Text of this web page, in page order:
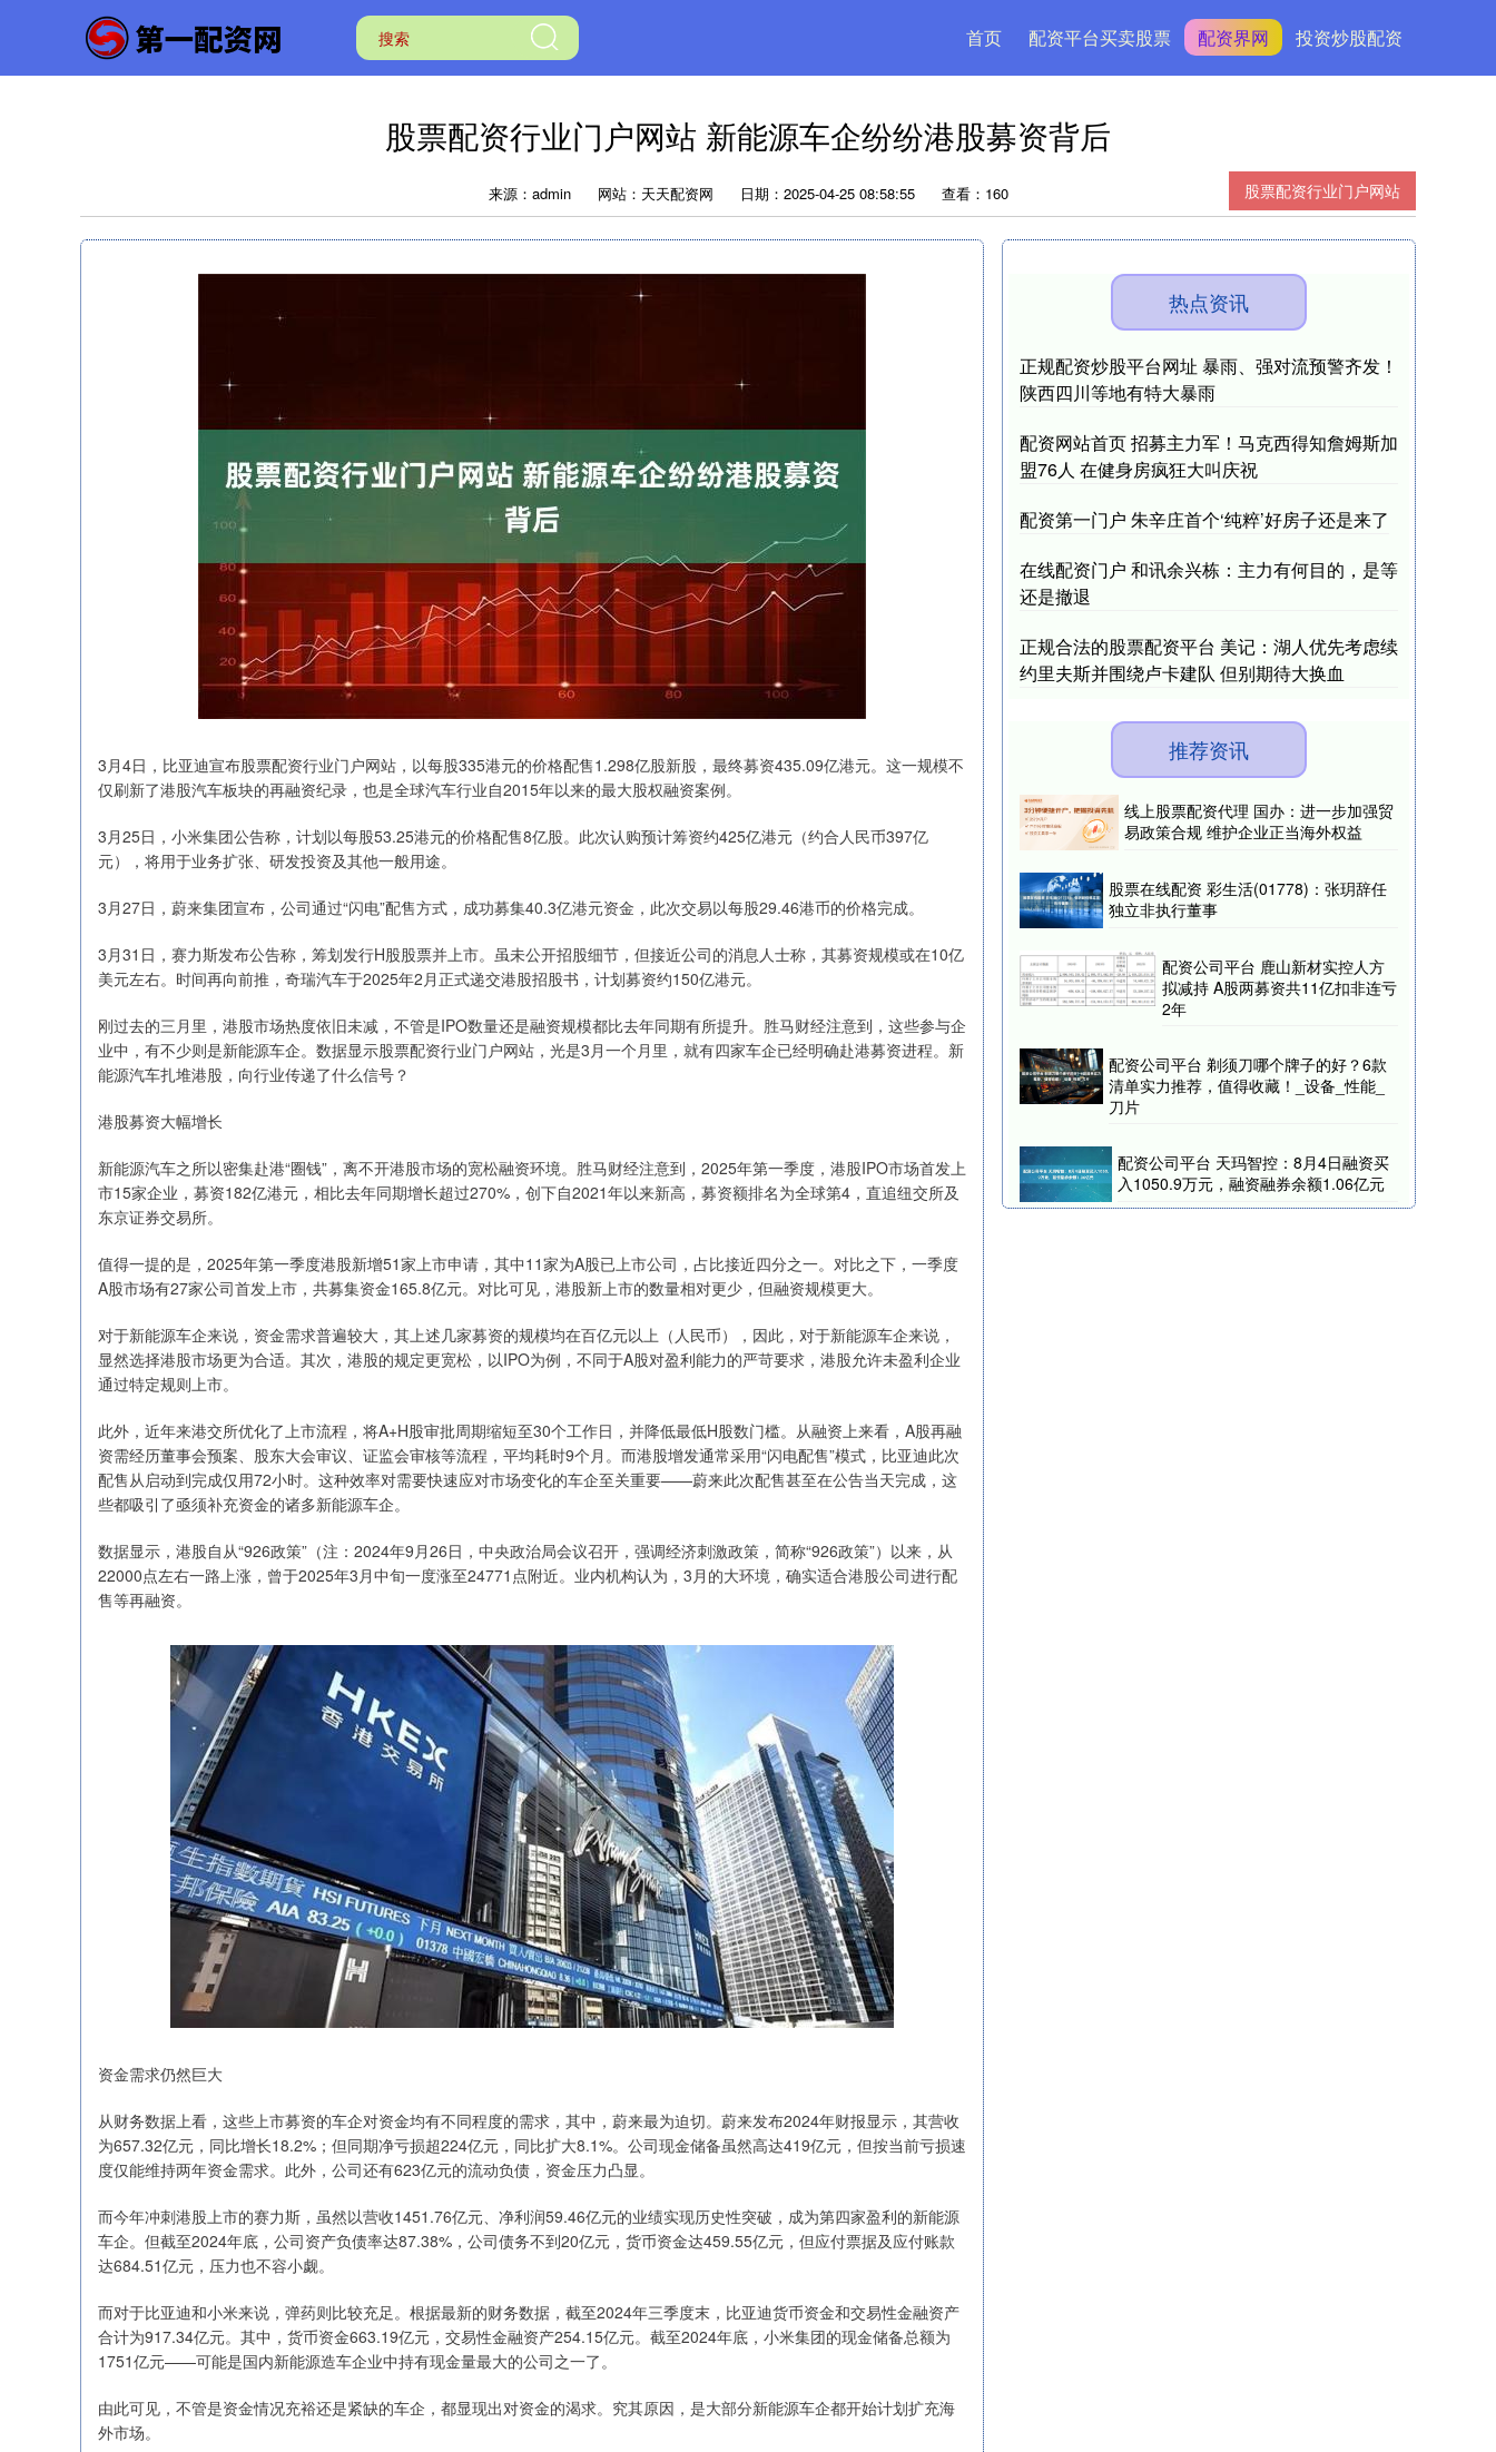
首页 配资平台买卖股票 配资界网 投资炒股配资
股票配资行业门户网站 新能源车企纷纷港股募资背后
股票配资行业门户网站
来源：admin 网站：天天配资网 日期：2025-04-25 08:58:55 查看：160
3月4日，比亚迪宣布股票配资行业门户网站，以每股335港元的价格配售1.298亿股新股，最终募资435.09亿港元。这一规模不
仅刷新了港股汽车板块的再融资纪录，也是全球汽车行业自2015年以来的最大股权融资案例。
3月25日，小米集团公告称，计划以每股53.25港元的价格配售8亿股。此次认购预计筹资约425亿港元（约合人民币397亿
元），将用于业务扩张、研发投资及其他一般用途。
3月27日，蔚来集团宣布，公司通过“闪电”配售方式，成功募集40.3亿港元资金，此次交易以每股29.46港币的价格完成。
3月31日，赛力斯发布公告称，筹划发行H股股票并上市。虽未公开招股细节，但接近公司的消息人士称，其募资规模或在10亿
美元左右。时间再向前推，奇瑞汽车于2025年2月正式递交港股招股书，计划募资约150亿港元。
刚过去的三月里，港股市场热度依旧未减，不管是IPO数量还是融资规模都比去年同期有所提升。胜马财经注意到，这些参与企
业中，有不少则是新能源车企。数据显示股票配资行业门户网站，光是3月一个月里，就有四家车企已经明确赴港募资进程。新
能源汽车扎堆港股，向行业传递了什么信号？
港股募资大幅增长
新能源汽车之所以密集赴港“圈钱”，离不开港股市场的宽松融资环境。胜马财经注意到，2025年第一季度，港股IPO市场首发上
市15家企业，募资182亿港元，相比去年同期增长超过270%，创下自2021年以来新高，募资额排名为全球第4，直追纽交所及
东京证券交易所。
值得一提的是，2025年第一季度港股新增51家上市申请，其中11家为A股已上市公司，占比接近四分之一。对比之下，一季度
A股市场有27家公司首发上市，共募集资金165.8亿元。对比可见，港股新上市的数量相对更少，但融资规模更大。
对于新能源车企来说，资金需求普遍较大，其上述几家募资的规模均在百亿元以上（人民币），因此，对于新能源车企来说，
显然选择港股市场更为合适。其次，港股的规定更宽松，以IPO为例，不同于A股对盈利能力的严苛要求，港股允许未盈利企业
通过特定规则上市。
此外，近年来港交所优化了上市流程，将A+H股审批周期缩短至30个工作日，并降低最低H股数门槛。从融资上来看，A股再融
资需经历董事会预案、股东大会审议、证监会审核等流程，平均耗时9个月。而港股增发通常采用“闪电配售”模式，比亚迪此次
配售从启动到完成仅用72小时。这种效率对需要快速应对市场变化的车企至关重要——蔚来此次配售甚至在公告当天完成，这
些都吸引了亟须补充资金的诸多新能源车企。
数据显示，港股自从“926政策”（注：2024年9月26日，中央政治局会议召开，强调经济刺激政策，简称“926政策”）以来，从
22000点左右一路上涨，曾于2025年3月中旬一度涨至24771点附近。业内机构认为，3月的大环境，确实适合港股公司进行配
售等再融资。
资金需求仍然巨大
从财务数据上看，这些上市募资的车企对资金均有不同程度的需求，其中，蔚来最为迫切。蔚来发布2024年财报显示，其营收
为657.32亿元，同比增长18.2%；但同期净亏损超224亿元，同比扩大8.1%。公司现金储备虽然高达419亿元，但按当前亏损速
度仅能维持两年资金需求。此外，公司还有623亿元的流动负债，资金压力凸显。
而今年冲刺港股上市的赛力斯，虽然以营收1451.76亿元、净利润59.46亿元的业绩实现历史性突破，成为第四家盈利的新能源
车企。但截至2024年底，公司资产负债率达87.38%，公司债务不到20亿元，货币资金达459.55亿元，但应付票据及应付账款
达684.51亿元，压力也不容小觑。
而对于比亚迪和小米来说，弹药则比较充足。根据最新的财务数据，截至2024年三季度末，比亚迪货币资金和交易性金融资产
合计为917.34亿元。其中，货币资金663.19亿元，交易性金融资产254.15亿元。截至2024年底，小米集团的现金储备总额为
1751亿元——可能是国内新能源造车企业中持有现金量最大的公司之一了。
由此可见，不管是资金情况充裕还是紧缺的车企，都显现出对资金的渴求。究其原因，是大部分新能源车企都开始计划扩充海
外市场。
热点资讯
正规配资炒股平台网址 暴雨、强对流预警齐发！
陕西四川等地有特大暴雨
配资网站首页 招募主力军！马克西得知詹姆斯加
盟76人 在健身房疯狂大叫庆祝
配资第一门户 朱辛庄首个‘纯粹’好房子还是来了
在线配资门户 和讯余兴栋：主力有何目的，是等
还是撤退
正规合法的股票配资平台 美记：湖人优先考虑续
约里夫斯并围绕卢卡建队 但别期待大换血
推荐资讯
线上股票配资代理 国办：进一步加强贸
易政策合规 维护企业正当海外权益
股票在线配资 彩生活(01778)：张玥辞任
独立非执行董事
配资公司平台 鹿山新材实控人方
拟减持 A股两募资共11亿扣非连亏
2年
配资公司平台 剃须刀哪个牌子的好？6款
清单实力推荐，值得收藏！_设备_性能_
刀片
配资公司平台 天玛智控：8月4日融资买
入1050.9万元，融资融券余额1.06亿元